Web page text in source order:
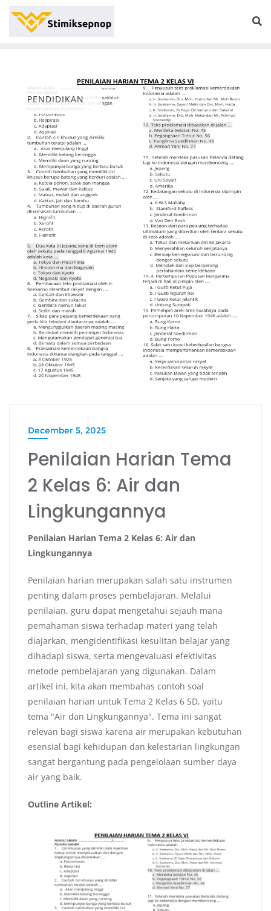
PENDIDIKAN
December 5, 2025
Penilaian Harian Tema
2 Kelas 6: Air dan
Lingkungannya
Penilaian Harian Tema 2 Kelas 6: Air dan
Lingkungannya
Penilaian harian merupakan salah satu instrumen
penting dalam proses pembelajaran. Melalui
penilaian, guru dapat mengetahui sejauh mana
pemahaman siswa terhadap materi yang telah
diajarkan, mengidentifikasi kesulitan belajar yang
dihadapi siswa, serta mengevaluasi efektivitas
metode pembelajaran yang digunakan. Dalam
artikel ini, kita akan membahas contoh soal
penilaian harian untuk Tema 2 Kelas 6 SD, yaitu
tema "Air dan Lingkungannya". Tema ini sangat
relevan bagi siswa karena air merupakan kebutuhan
esensial bagi kehidupan dan kelestarian lingkungan
sangat bergantung pada pengelolaan sumber daya
air yang baik.
Outline Artikel: